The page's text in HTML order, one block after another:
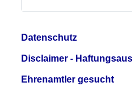
Datenschutz
Disclaimer -
Ehrenamtler gesucht